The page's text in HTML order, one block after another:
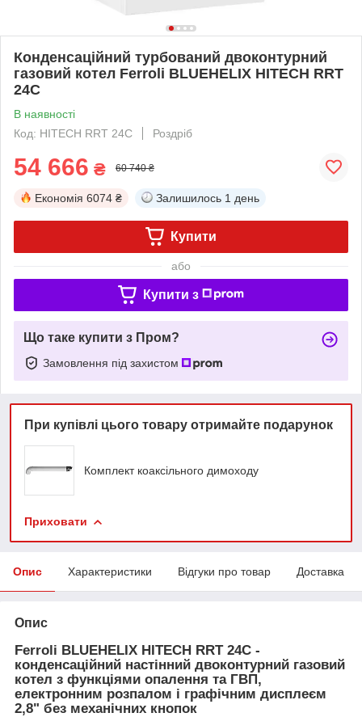
Конденсаційний турбований двоконтурний
газовий котел Ferroli BLUEHELIX HITECH RRT
24C
В наявності
Код: HITECH RRT 24C
Роздріб
54 666 ₴ 60 740 ₴
Економія 6074 ₴ Залишилось 1 день
Купити
або
Купити з
Що таке купити з Пром?
Замовлення під захистом
При купівлі цього товару отримайте подарунок
Комплект коаксільного димоходу
Приховати
Опис Характеристики Відгуки про товар Доставка
Опис
Ferroli BLUEHELIX HITECH RRT 24C -
конденсаційний настінний двоконтурний газовий
котел з функціями опалення та ГВП,
електронним розпалом і графічним дисплеєм
2,8" без механічних кнопок